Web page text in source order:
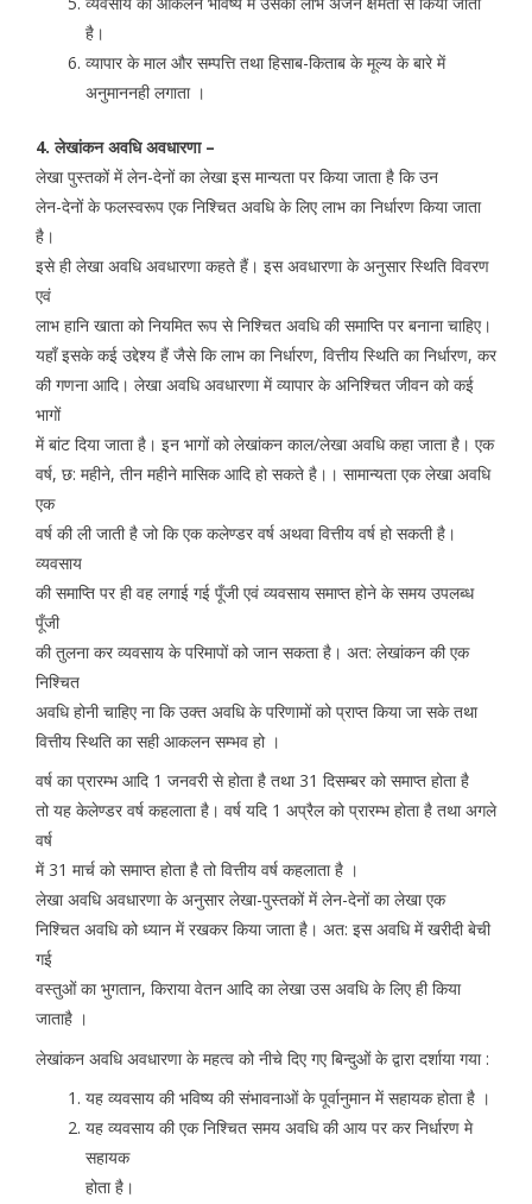
है।
व्यापार के माल और सम्पत्ति तथा हिसाब-किताब के मूल्य के बारे में
अनुमाननही लगाता ।
4. लेखांकन अवधि अवधारणा –
लेखा पुस्तकों में लेन-देनों का लेखा इस मान्यता पर किया जाता है कि उन
लेन-देनों के फलस्वरूप एक निश्चित अवधि के लिए लाभ का निर्धारण किया जाता
है।
इसे ही लेखा अवधि अवधारणा कहते हैं। इस अवधारणा के अनुसार स्थिति विवरण
एवं
लाभ हानि खाता को नियमित रूप से निश्चित अवधि की समाप्ति पर बनाना चाहिए।
यहाँ इसके कई उद्देश्य हैं जैसे कि लाभ का निर्धारण, वित्तीय स्थिति का निर्धारण, कर
की गणना आदि। लेखा अवधि अवधारणा में व्यापार के अनिश्चित जीवन को कई
भागों
में बांट दिया जाता है। इन भागों को लेखांकन काल/लेखा अवधि कहा जाता है। एक
वर्ष, छ: महीने, तीन महीने मासिक आदि हो सकते है।। सामान्यता एक लेखा अवधि
एक
वर्ष की ली जाती है जो कि एक कलेण्डर वर्ष अथवा वित्तीय वर्ष हो सकती है।
व्यवसाय
की समाप्ति पर ही वह लगाई गई पूँजी एवं व्यवसाय समाप्त होने के समय उपलब्ध
पूँजी
की तुलना कर व्यवसाय के परिमापों को जान सकता है। अत: लेखांकन की एक
निश्चित
अवधि होनी चाहिए ना कि उक्त अवधि के परिणामों को प्राप्त किया जा सके तथा
वित्तीय स्थिति का सही आकलन सम्भव हो ।
वर्ष का प्रारम्भ आदि 1 जनवरी से होता है तथा 31 दिसम्बर को समाप्त होता है
तो यह केलेण्डर वर्ष कहलाता है। वर्ष यदि 1 अप्रैल को प्रारम्भ होता है तथा अगले
वर्ष
में 31 मार्च को समाप्त होता है तो वित्तीय वर्ष कहलाता है ।
लेखा अवधि अवधारणा के अनुसार लेखा-पुस्तकों में लेन-देनों का लेखा एक
निश्चित अवधि को ध्यान में रखकर किया जाता है। अत: इस अवधि में खरीदी बेची
गई
वस्तुओं का भुगतान, किराया वेतन आदि का लेखा उस अवधि के लिए ही किया
जाताहै ।
लेखांकन अवधि अवधारणा के महत्व को नीचे दिए गए बिन्दुओं के द्वारा दर्शाया गया :
यह व्यवसाय की भविष्य की संभावनाओं के पूर्वानुमान में सहायक होता है ।
यह व्यवसाय की एक निश्चित समय अवधि की आय पर कर निर्धारण मे
सहायक
होता है।